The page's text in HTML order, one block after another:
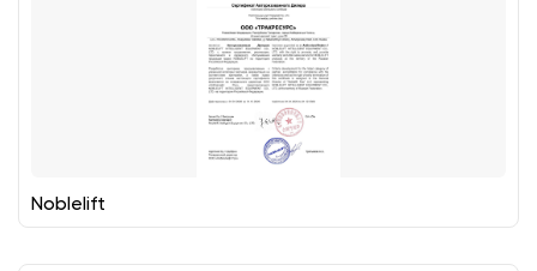
Noblelift